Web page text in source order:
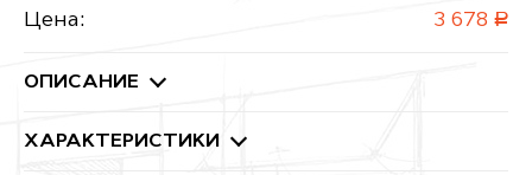
Цена: 3 678 руб.
ОПИСАНИЕ
ХАРАКТЕРИСТИКИ